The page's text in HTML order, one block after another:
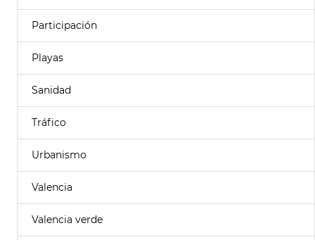
Participación
Playas
Sanidad
Tráfico
Urbanismo
Valencia
Valencia verde